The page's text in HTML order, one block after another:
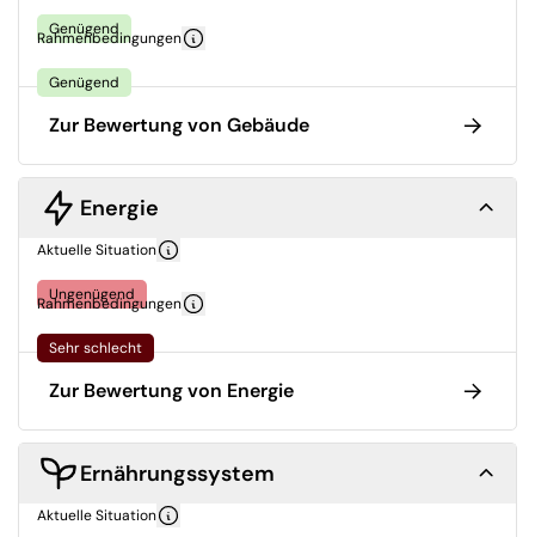
Genügend
Rahmenbedingungen
Genügend
Zur Bewertung von Gebäude
Energie
Aktuelle Situation
Ungenügend
Rahmenbedingungen
Sehr schlecht
Zur Bewertung von Energie
Ernährungssystem
Aktuelle Situation